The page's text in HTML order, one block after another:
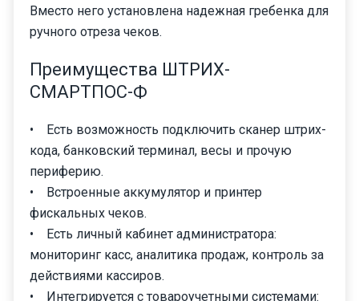
Вместо него установлена надежная гребенка для
ручного отреза чеков.
Преимущества ШТРИХ-
СМАРТПОС-Ф
• Есть возможность подключить сканер штрих-
кода, банковский терминал, весы и прочую
периферию.
• Встроенные аккумулятор и принтер
фискальных чеков.
• Есть личный кабинет администратора:
мониторинг касс, аналитика продаж, контроль за
действиями кассиров.
• Интегрируется с товароучетными системами: